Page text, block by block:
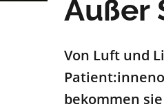
Außer
Von Luft und
bekommen